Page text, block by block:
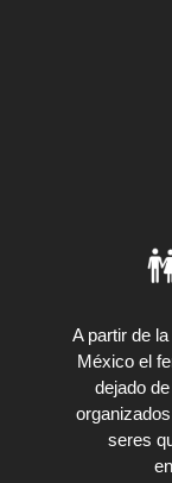
A partir de
México el
dejado
seres